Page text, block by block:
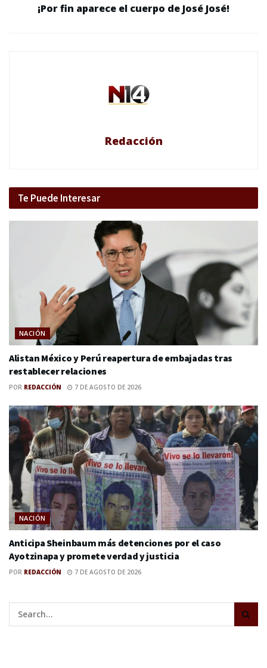
¡Por fin aparece el cuerpo de José José!
Redacción
Te Puede Interesar
NACIÓN
Alistan México y Perú reapertura de embajadas tras
restablecer relaciones
POR REDACCIÓN 7 DE AGOSTO DE 2026
NACIÓN
Anticipa Sheinbaum más detenciones por el caso
Ayotzinapa y promete verdad y justicia
POR REDACCIÓN 7 DE AGOSTO DE 2026